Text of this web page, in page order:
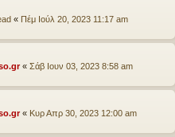
« Πέμ Ιούλ 20, 2023 11:17 am
« Σάβ Ιουν 03, 2023 8:58 am
« Κυρ Απρ 30, 2023 12:00 am